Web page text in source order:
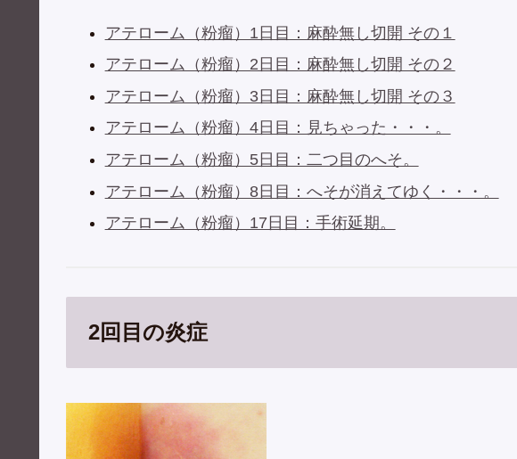
アテローム（粉瘤）1日目：麻酔無し切開 その１
アテローム（粉瘤）2日目：麻酔無し切開 その２
アテローム（粉瘤）3日目：麻酔無し切開 その３
アテローム（粉瘤）4日目：見ちゃった・・・。
アテローム（粉瘤）5日目：二つ目のへそ。
アテローム（粉瘤）8日目：へそが消えてゆく・・・。
アテローム（粉瘤）17日目：手術延期。
2回目の炎症